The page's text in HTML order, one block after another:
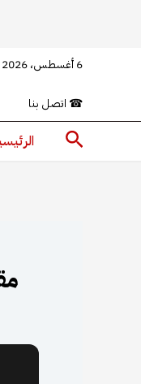
المحتوى
6 أغسطس، 2026 2:51 صباحًا
☎ اتصل بنا
البحث